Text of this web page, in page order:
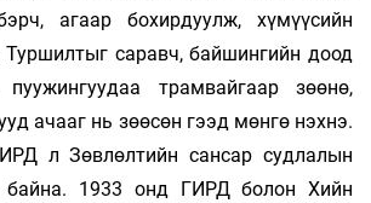
агаар бохирдуулж, хүмүүсийн
Туршилтыг саравч, байшингийн доод
трамвайгаар зөөнө,
ачааг нь зөөсөн гээд мөнгө нэхнэ.
л Зөвлөлтийн сансар судлалын
байна. 1933 онд ГИРД болон Хийн